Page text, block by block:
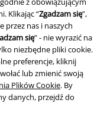
Klikając “Zgadzam się”,
przez nas i naszych
się” - nie wyrazić na
niezbędne pliki cookie.
preferencje, kliknij
lub zmienić swoją
Plików Cookie. By
danych, przejdź do